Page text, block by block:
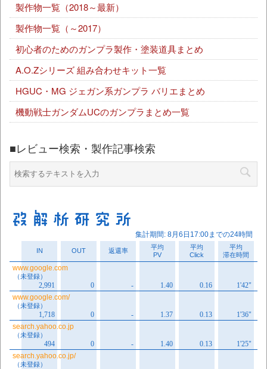
製作物一覧（2018～最新）
製作物一覧（～2017）
初心者のためのガンプラ製作・塗装道具まとめ
A.O.Zシリーズ 組み合わせキット一覧
HGUC・MG ジェガン系ガンプラ バリエまとめ
機動戦士ガンダムUCのガンプラまとめ一覧
■レビュー検索・製作記事検索